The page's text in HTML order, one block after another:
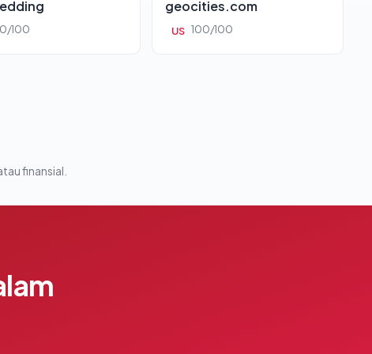
100
geocities.com
US 100/100
finansial.